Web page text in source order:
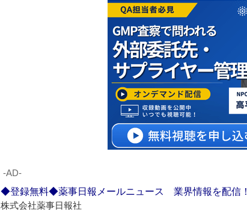
‐AD‐
◆登録無料◆薬事日報メールニュース 業界情報を配信！
株式会社薬事日報社